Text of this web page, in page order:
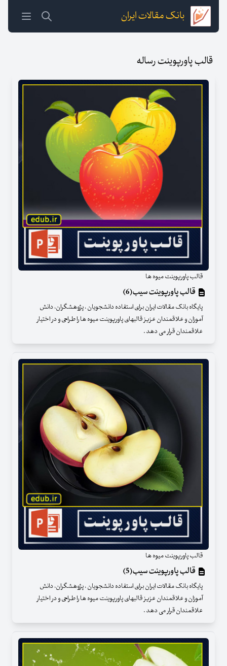
بانک مقالات ایران
قالب پاورپوینت رساله
قالب پاورپوینت میوه ها
قالب پاورپوینت سیب(6)
پایگاه بانک مقالات ایران برای استفاده دانشجویان ، پژوهشگران، دانش
آموزان و علاقمندان عزیز قالبهای پاورپوینت میوه ها را طراحی و در اختیار
علاقمندان قرار می دهد .
قالب پاورپوینت میوه ها
قالب پاورپوینت سیب(5)
پایگاه بانک مقالات ایران برای استفاده دانشجویان ، پژوهشگران، دانش
آموزان و علاقمندان عزیز قالبهای پاورپوینت میوه ها را طراحی و در اختیار
علاقمندان قرار می دهد .